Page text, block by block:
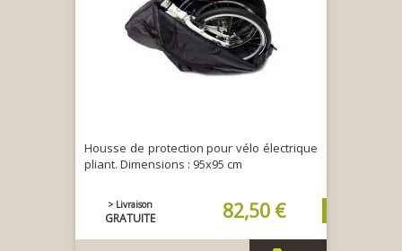
Housse de protection pour vélo électrique
pliant. Dimensions : 95x95 cm
> Livraison
GRATUITE 82,50 €